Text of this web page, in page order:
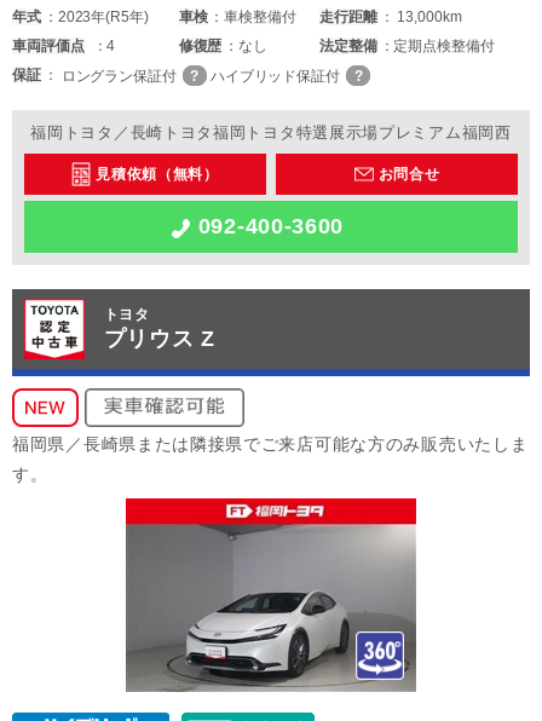
年式 2023年(R5年) 車検 車検整備付 走行距離
13,000km
車両評価点 4 修復歴 なし 法定整備
定期点検整備付
保証
ロングラン保証付 ハイブリッド保証付
福岡トヨタ／長崎トヨタ福岡トヨタ特選展示場プレミアム福岡西
見積依頼（無料） お問合せ
092-400-3600
トヨタ
プリウス Z
福岡県／長崎県または隣接県でご来店可能な方のみ販売いたしま
す。